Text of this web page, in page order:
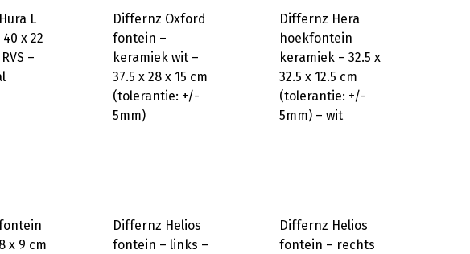
L
x 22
–
Differnz Oxford
fontein –
keramiek wit –
37.5 x 28 x 15 cm
(tolerantie: +/-
5mm)
Differnz Hera
hoekfontein
keramiek – 32.5 x
32.5 x 12.5 cm
(tolerantie: +/-
5mm) – wit
x 9 cm
Differnz Helios
fontein – links –
Differnz Helios
fontein – rechts